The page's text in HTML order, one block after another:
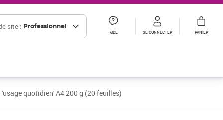
site : Professionnel
AIDE SE CONNECTER PANIER
quotidien' A4 200 g (20 feuilles)